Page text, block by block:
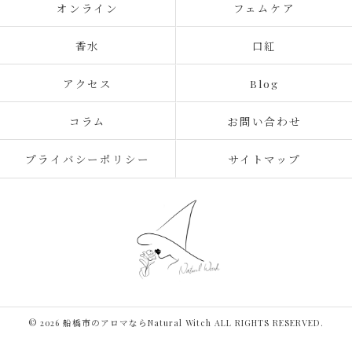
オンライン フェムケア
香水 口紅
アクセス Blog
コラム お問い合わせ
プライバシーポリシー サイトマップ
© 2026 船橋市のアロマならNatural Witch ALL RIGHTS RESERVED.